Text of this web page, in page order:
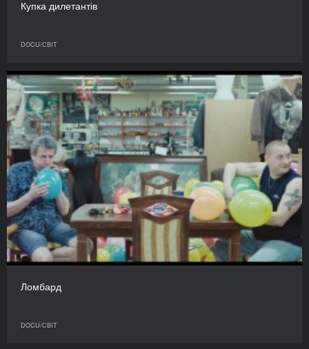
Купка дилетантів
DOCU/СВІТ
Ломбард
DOCU/СВІТ